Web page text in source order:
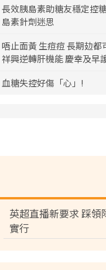
長效胰島素助糖友穩定控
島素針劑迷思
唔止面黃 生痘痘 長期攰都
祥興逆轉肝機能 慶幸及早
血糖失控好傷「心」!
英超直播新要求 踩領
實行